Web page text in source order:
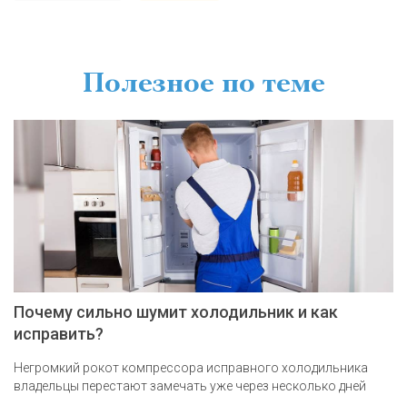
Полезное по теме
Почему сильно шумит холодильник и как
исправить?
Негромкий рокот компрессора исправного холодильника
владельцы перестают замечать уже через несколько дней